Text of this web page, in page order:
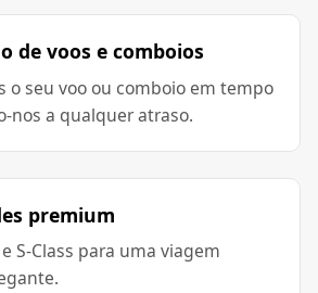
de voos e comboios
o seu voo ou comboio em tempo
nos a qualquer atraso.
premium
e S-Class para uma viagem